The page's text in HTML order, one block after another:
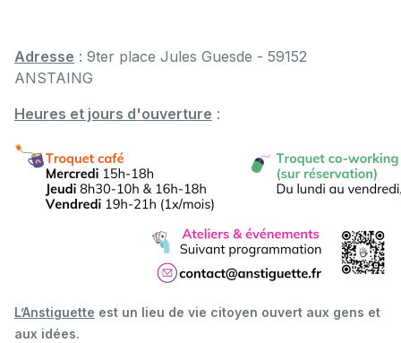
Adresse : 9ter place Jules Guesde - 59152
ANSTAING
Heures et jours d'ouverture :
L’Anstiguette est un lieu de vie citoyen ouvert aux gens et
aux idées.